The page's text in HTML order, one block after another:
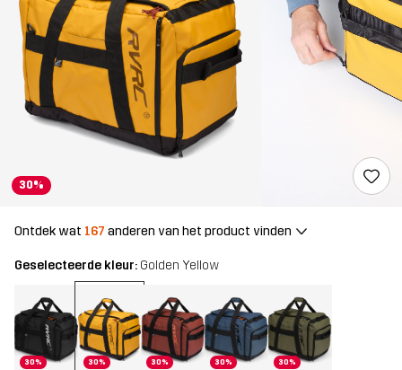
30%
Ontdek wat 167 anderen van het product vinden
Geselecteerde kleur: Golden Yellow
30% 30% 30% 30% 30%